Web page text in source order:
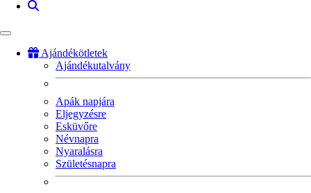
Ajándékötletek
Ajándékutalvány
Apák napjára
Eljegyzésre
Esküvőre
Névnapra
Nyaralásra
Születésnapra